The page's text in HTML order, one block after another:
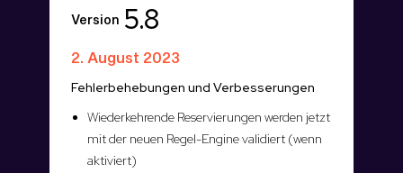
Version 5.8
2. August 2023
Fehlerbehebungen und Verbesserungen
Wiederkehrende Reservierungen werden jetzt
mit der neuen Regel-Engine validiert (wenn
aktiviert)